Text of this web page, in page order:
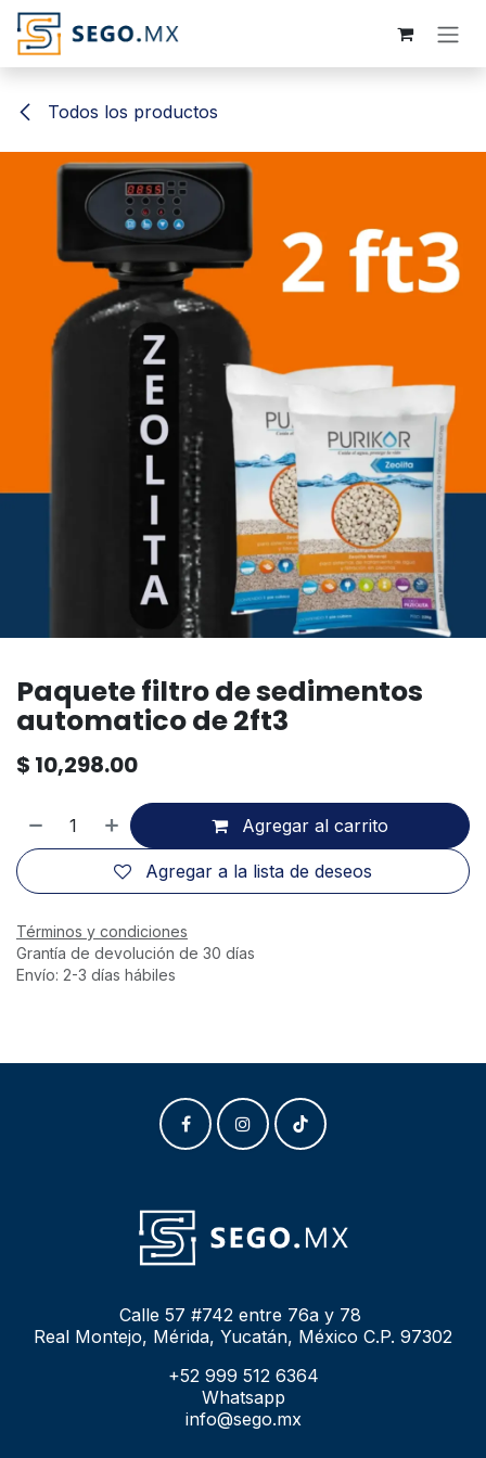
Ir al contenido
Todos los productos
Paquete filtro de sedimentos
automatico de 2ft3
$ 10,298.00
Agregar al carrito
Agregar a la lista de deseos
Términos y condiciones
Grantía de devolución de 30 días
Envío: 2-3 días hábiles
Calle 57 #742 entre 76a y 78
Real Montejo, Mérida, Yucatán, México C.P. 97302
+52 999 512 6364
Whatsapp
info@sego.mx